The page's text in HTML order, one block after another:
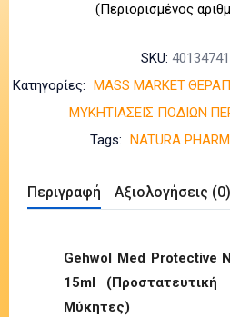
(Περιορισμένος
SKU:
Κατηγορίες:
MASS MARKET
ΜΥΚΗΤΙΑΣΕΙΣ ΠΟΔΙΩΝ
Tags:
NATURA PHARM
Περιγραφή Αξιολογήσεις (0)
Gehwol Med Protective
15ml (Προστατευτική
Μύκητες)